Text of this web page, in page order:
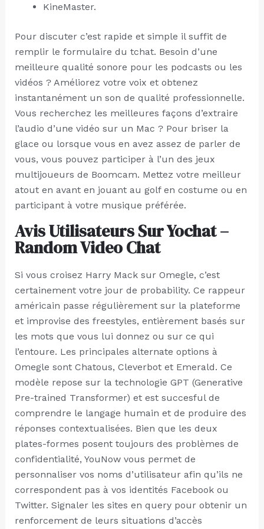
KineMaster.
Pour discuter c’est rapide et simple il suffit de
remplir le formulaire du tchat. Besoin d’une
meilleure qualité sonore pour les podcasts ou les
vidéos ? Améliorez votre voix et obtenez
instantanément un son de qualité professionnelle.
Vous recherchez les meilleures façons d’extraire
l’audio d’une vidéo sur un Mac ? Pour briser la
glace ou lorsque vous en avez assez de parler de
vous, vous pouvez participer à l’un des jeux
multijoueurs de Boomcam. Mettez votre meilleur
atout en avant en jouant au golf en costume ou en
participant à votre musique préférée.
Avis Utilisateurs Sur Yochat –
Random Video Chat
Si vous croisez Harry Mack sur Omegle, c’est
certainement votre jour de probability. Ce rappeur
américain passe régulièrement sur la plateforme
et improvise des freestyles, entièrement basés sur
les mots que vous lui donnez ou sur ce qui
l’entoure. Les principales alternate options à
Omegle sont Chatous, Cleverbot et Emerald. Ce
modèle repose sur la technologie GPT (Generative
Pre-trained Transformer) et est succesful de
comprendre le langage humain et de produire des
réponses contextualisées. Bien que les deux
plates-formes posent toujours des problèmes de
confidentialité, YouNow vous permet de
personnaliser vos noms d’utilisateur afin qu’ils ne
correspondent pas à vos identités Facebook ou
Twitter. Signaler les sites en query pour obtenir un
renforcement de leurs situations d’accès